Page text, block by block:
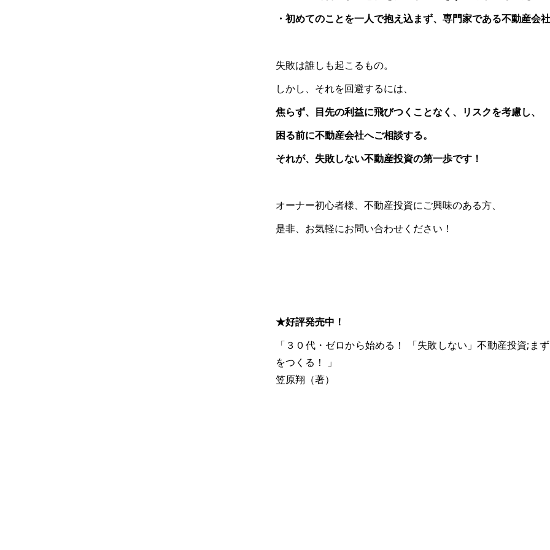
・初めてのことを一人で抱え込まず、専門家である不動産会社
失敗は誰しも起こるもの。
しかし、それを回避するには、
焦らず、目先の利益に飛びつくことなく、リスクを考慮し、
困る前に不動産会社へご相談する。
それが、失敗しない不動産投資の第一歩です！
オーナー初心者様、不動産投資にご興味のある方、
是非、お気軽にお問い合わせください！
★好評発売中！
「３０代・ゼロから始める！ 「失敗しない」不動産投資;ま
をつくる！ 」
笠原翔（著）